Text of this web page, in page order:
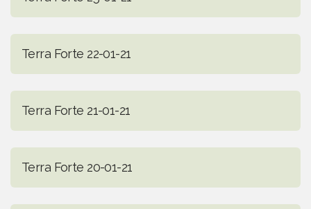
Terra Forte 22-01-21
Terra Forte 21-01-21
Terra Forte 20-01-21